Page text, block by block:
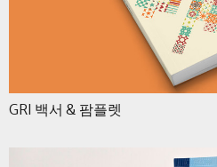
GRI 백서 & 팜플렛